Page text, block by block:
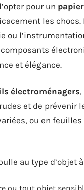
pour un
les chocs.
ou
et élégance.
électroménagers
et de prévenir
ou en feuilles
au type d’objet